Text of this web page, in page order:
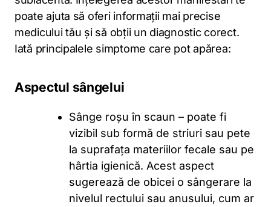
poate ajuta să oferi informații mai precise
medicului tău și să obții un diagnostic corect.
Iată principalele simptome care pot apărea:
Aspectul sângelui
Sânge roșu în scaun – poate fi
vizibil sub formă de striuri sau pete
la suprafața materiilor fecale sau pe
hârtia igienică. Acest aspect
sugerează de obicei o sângerare la
nivelul rectului sau anusului, cum ar